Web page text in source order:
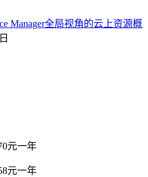
Manager全局视角的云上资源概
元一年
元一年